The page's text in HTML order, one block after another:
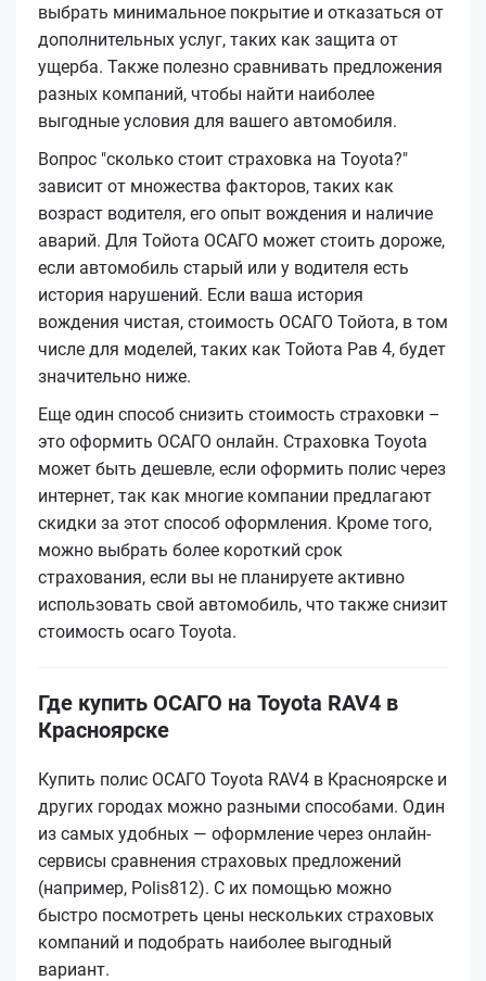
выбрать минимальное покрытие и отказаться от
дополнительных услуг, таких как защита от
ущерба. Также полезно сравнивать предложения
разных компаний, чтобы найти наиболее
выгодные условия для вашего автомобиля.
Вопрос "сколько стоит страховка на Toyota?"
зависит от множества факторов, таких как
возраст водителя, его опыт вождения и наличие
аварий. Для Тойота ОСАГО может стоить дороже,
если автомобиль старый или у водителя есть
история нарушений. Если ваша история
вождения чистая, стоимость ОСАГО Тойота, в том
числе для моделей, таких как Тойота Рав 4, будет
значительно ниже.
Еще один способ снизить стоимость страховки –
это оформить ОСАГО онлайн. Страховка Toyota
может быть дешевле, если оформить полис через
интернет, так как многие компании предлагают
скидки за этот способ оформления. Кроме того,
можно выбрать более короткий срок
страхования, если вы не планируете активно
использовать свой автомобиль, что также снизит
стоимость осаго Toyota.
Где купить ОСАГО на Toyota RAV4 в
Красноярске
Купить полис ОСАГО Toyota RAV4 в Красноярске и
других городах можно разными способами. Один
из самых удобных — оформление через онлайн-
сервисы сравнения страховых предложений
(например, Polis812). С их помощью можно
быстро посмотреть цены нескольких страховых
компаний и подобрать наиболее выгодный
вариант.